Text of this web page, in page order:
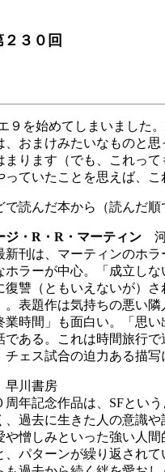
２３０回
を始めてしまいました
、おまけみたいなものと
まります（でも、これ
っていたことを思えば、
読んだ本から（読んだ順
・R・R・マーティン 河
刊は、マーティンのホ
ホラーが中心。「成立し
復讐（ともいえないが）
。表題作は気持ちの悪
業時間」も面白い。「思
である。これは時間旅行
ェス試合の迫力ある描写
早川書房
年記念作品は、SFとい
、過去に生きた人の意識
や憎しみといった強い人
、パターンが繰り返され